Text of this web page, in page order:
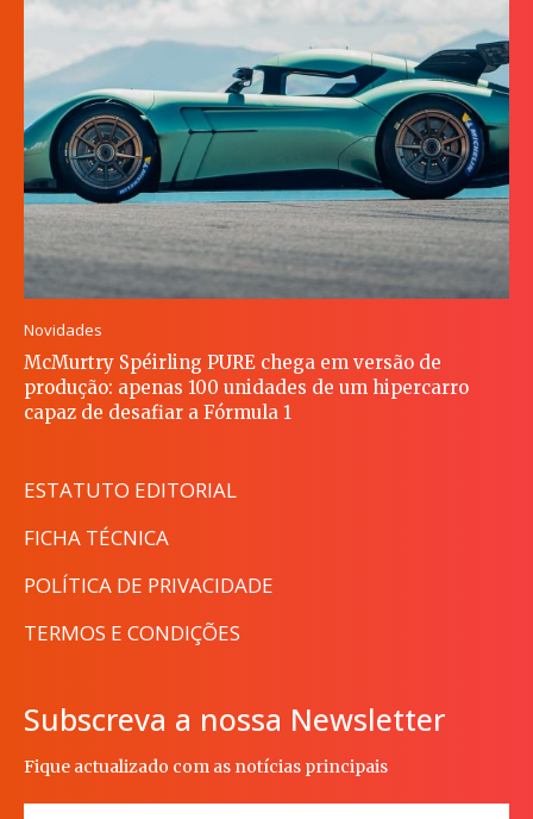
Novidades
McMurtry Spéirling PURE chega em versão de
produção: apenas 100 unidades de um hipercarro
capaz de desafiar a Fórmula 1
ESTATUTO EDITORIAL
FICHA TÉCNICA
POLÍTICA DE PRIVACIDADE
TERMOS E CONDIÇÕES
Subscreva a nossa Newsletter
Fique actualizado com as notícias principais